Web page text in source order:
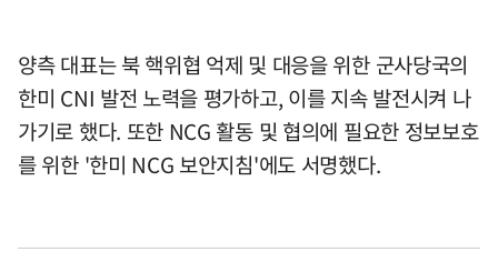
양측 대표는 북 핵위협 억제 및 대응을 위한 군사당국의
한미 CNI 발전 노력을 평가하고, 이를 지속 발전시켜 나
가기로 했다. 또한 NCG 활동 및 협의에 필요한 정보보호
를 위한 '한미 NCG 보안지침'에도 서명했다.